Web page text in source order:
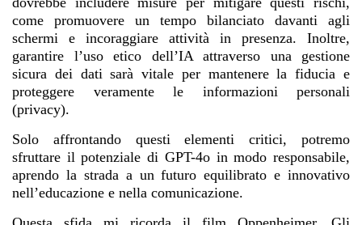
come promuovere un tempo bilanciato davanti agli
schermi e incoraggiare attività in presenza. Inoltre,
garantire l’uso etico dell’IA attraverso una gestione
sicura dei dati sarà vitale per mantenere la fiducia e
proteggere veramente le informazioni personali
(privacy).
Solo affrontando questi elementi critici, potremo
sfruttare il potenziale di GPT-4o in modo responsabile,
aprendo la strada a un futuro equilibrato e innovativo
nell’educazione e nella comunicazione.